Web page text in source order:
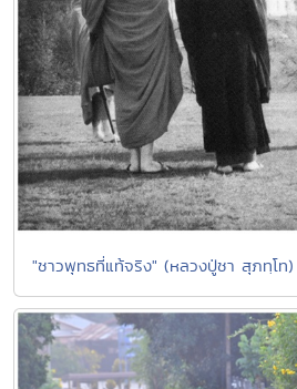
"ชาวพุทธที่แท้จริง" (หลวงปู่ชา สุภทฺโท)